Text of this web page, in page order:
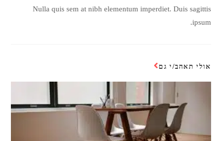
Nulla quis sem at nibh elementum imperdiet. Duis sagittis
ipsum.
אולי תאהב/י גם